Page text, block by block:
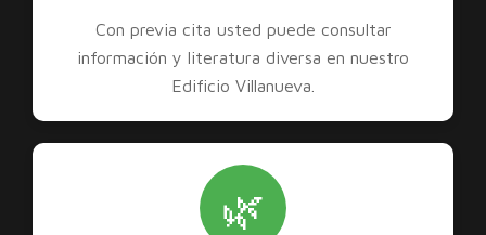
Con previa cita usted puede consultar
información y literatura diversa en nuestro
Edificio Villanueva.
🌿